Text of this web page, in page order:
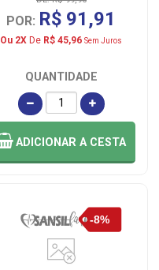
POR: R$ 91,91
Ou 2X De R$ 45,96 Sem Juros
QUANTIDADE
ADICIONARA CESTA